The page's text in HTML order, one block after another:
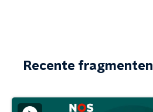
Recente fragmenten